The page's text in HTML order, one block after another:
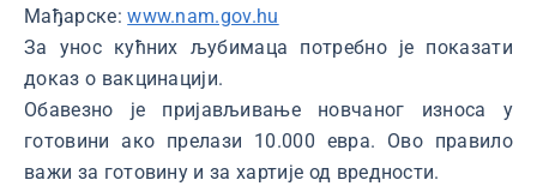
Мађарске:www.nam.gov.hu
За унос кућних љубимаца потребно је показати
доказ о вакцинацији.
Обавезно је пријављивање новчаног износа у
готовини ако прелази 10.000 евра. Ово правило
важи за готовину и за хартије од вредности.